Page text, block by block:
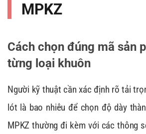
MPKZ
Cách chọn đúng mã sản
từng loại khuôn
Người kỹ thuật cần xác định rõ tải
lót là bao nhiêu để chọn độ dày
MPKZ thường đi kèm với các thông